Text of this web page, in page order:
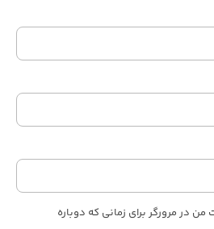
در مرورگر برای زمانی که دوباره